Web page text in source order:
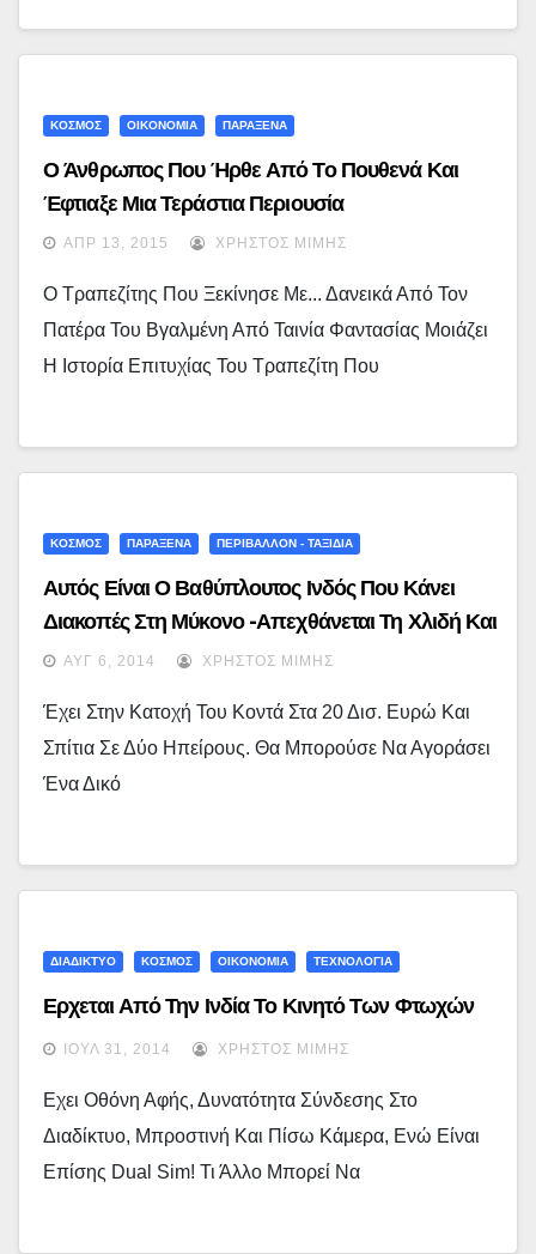
ΚΟΣΜΟΣ ΟΙΚΟΝΟΜΙΑ ΠΑΡΑΞΕΝΑ
Ο Άνθρωπος Που Ήρθε Από Το Πουθενά Και
Έφτιαξε Μια Τεράστια Περιουσία
ΑΠΡ 13, 2015 ΧΡΉΣΤΟΣ ΜΊΜΗΣ
Ο Τραπεζίτης Που Ξεκίνησε Με... Δανεικά Από Τον
Πατέρα Του Βγαλμένη Από Ταινία Φαντασίας Μοιάζει
Η Ιστορία Επιτυχίας Του Τραπεζίτη Που
ΚΟΣΜΟΣ ΠΑΡΑΞΕΝΑ ΠΕΡΙΒΑΛΛΟΝ - ΤΑΞΙΔΙΑ
Αυτός Είναι Ο Βαθύπλουτος Ινδός Που Κάνει
Διακοπές Στη Μύκονο -Απεχθάνεται Τη Χλιδή Και
Του Αρέσει Να Κάνει Μπάνιο Μαζί Με Τον Κόσμο
ΑΥΓ 6, 2014 ΧΡΉΣΤΟΣ ΜΊΜΗΣ
Έχει Στην Κατοχή Του Κοντά Στα 20 Δισ. Ευρώ Και
Σπίτια Σε Δύο Ηπείρους. Θα Μπορούσε Να Αγοράσει
Ένα Δικό
ΔΙΑΔΙΚΤΥΟ ΚΟΣΜΟΣ ΟΙΚΟΝΟΜΙΑ ΤΕΧΝΟΛΟΓΙΑ
Ερχεται Από Την Ινδία Το Κινητό Των Φτωχών
ΙΟΎΛ 31, 2014 ΧΡΉΣΤΟΣ ΜΊΜΗΣ
Εχει Οθόνη Αφής, Δυνατότητα Σύνδεσης Στο
Διαδίκτυο, Μπροστινή Και Πίσω Κάμερα, Ενώ Είναι
Επίσης Dual Sim! Τι Άλλο Μπορεί Να